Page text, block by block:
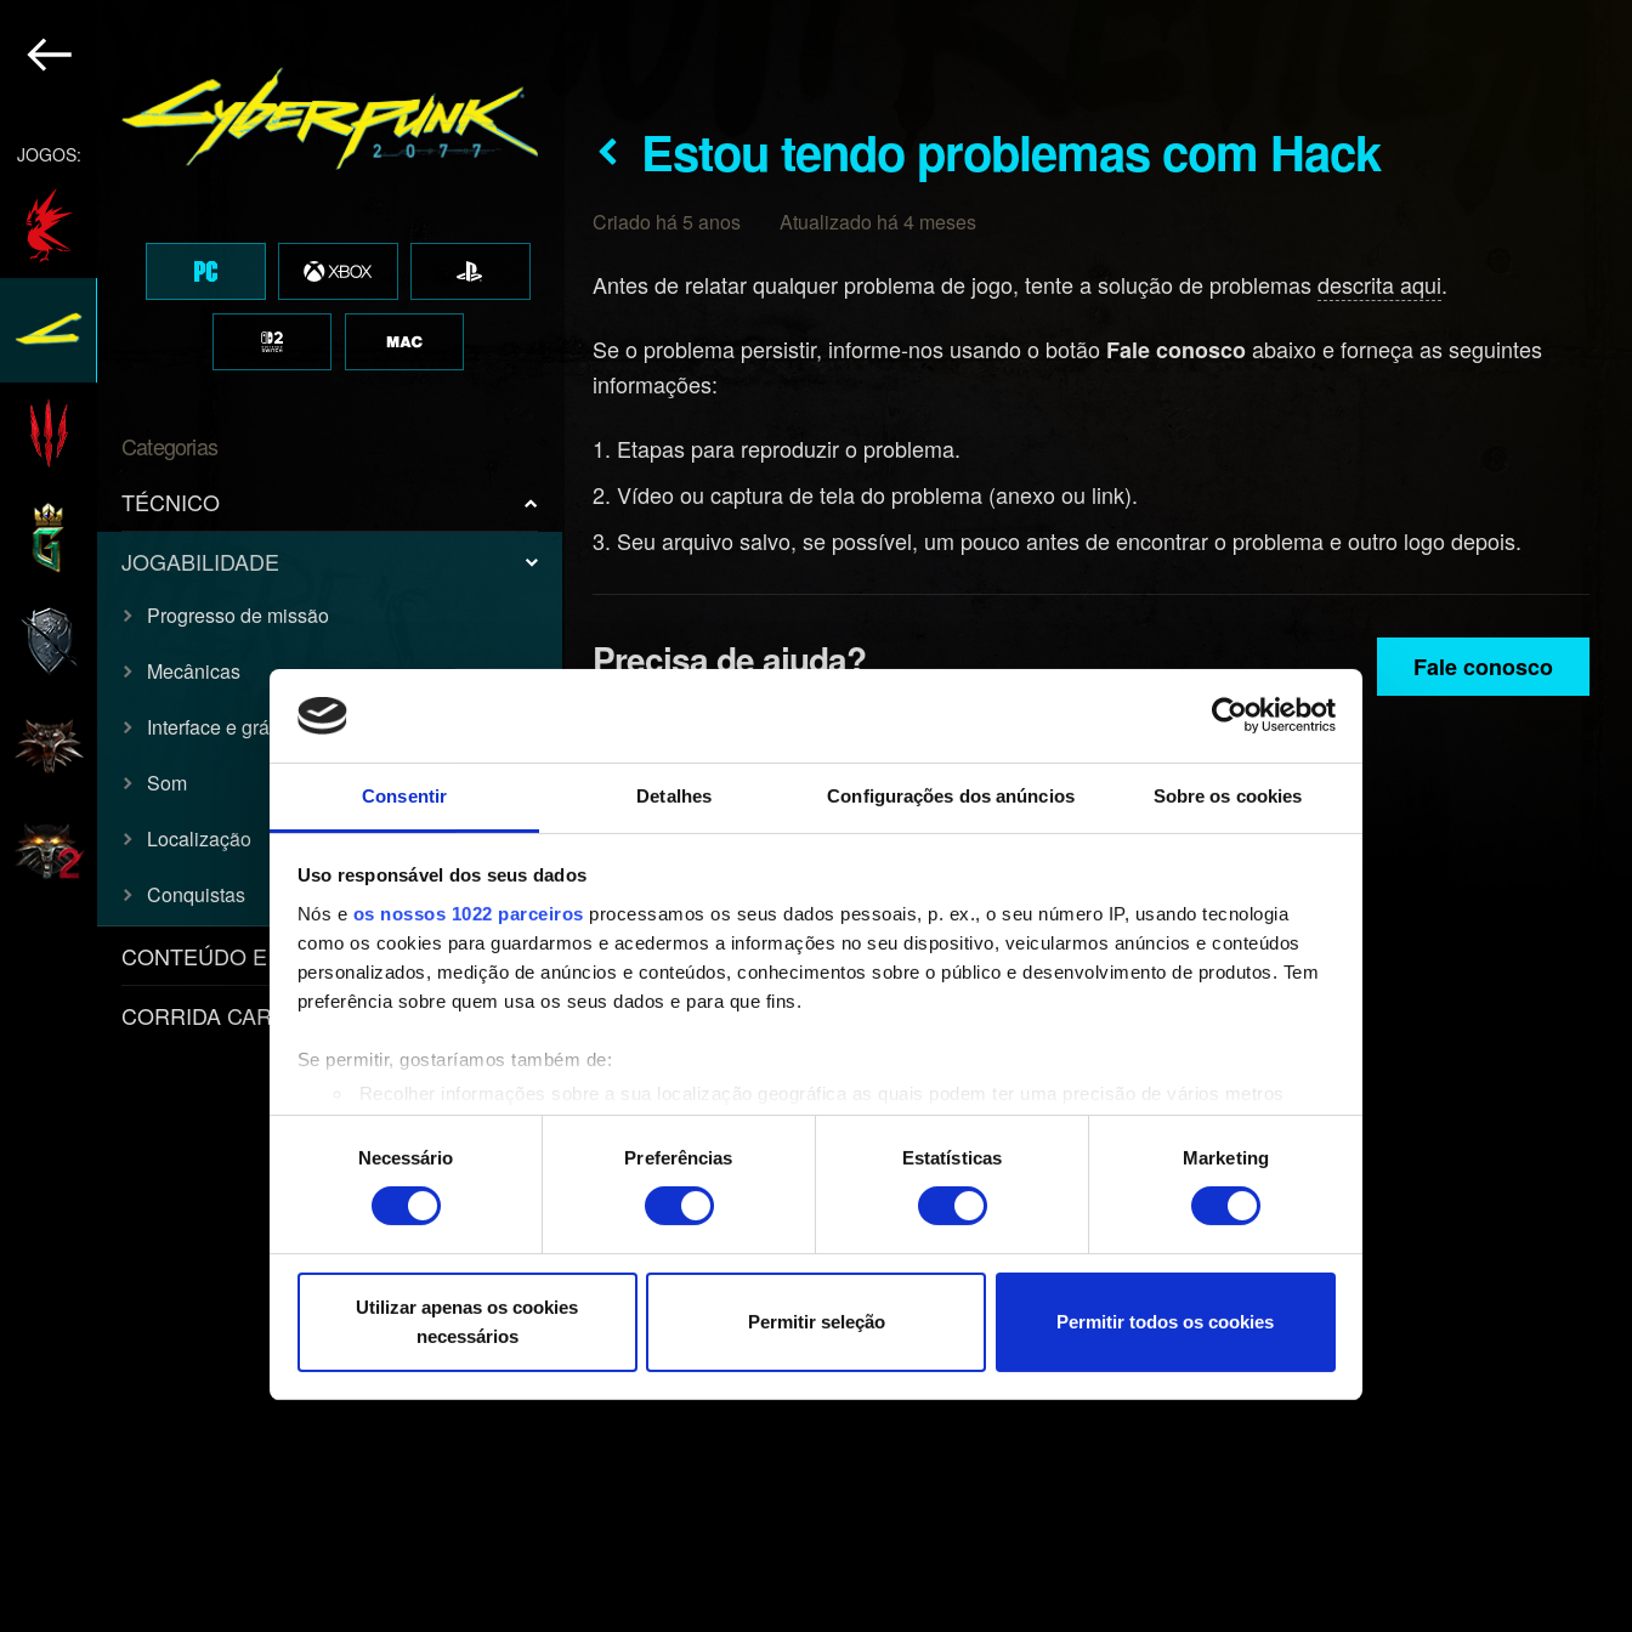
Consentir Detalhes Configurações dos anúncios Sobre os cookies
Uso responsável dos seus dados
Nós e os nossos 1022 parceiros processamos os seus dados pessoais, p. ex., o seu número IP, usando tecnologia
como os cookies para guardarmos e acedermos a informações no seu dispositivo, veicularmos anúncios e conteúdos
personalizados, medição de anúncios e conteúdos, conhecimentos sobre o público e desenvolvimento de produtos. Tem
preferência sobre quem usa os seus dados e para que fins.
Se permitir, gostaríamos também de:
Recolher informações sobre a sua localização geográfica as quais podem ter uma precisão de vários metros
Identificar o seu dispositivo analisando de forma ativa as características específicas (impressão digital)
Saiba mais sobre como os seus dados pessoais são processados e defina as suas preferências na
secção de detalhes
Pode alterar ou retirar o seu consentimento a qualquer momento da Declaração de Cookies.
relacionadas a conteúdos para que o site funcione melhor para você. Para nos ajudar a alcançar você, por exemplo, nas
mídias sociais, com algo que possa ser de seu interesse, podemos compartilhar partes dos nossos cookies com os
nossos parceiros. Todos esses cookies adicionais precisarão da sua permissão, no entanto.
consentimento
Necessário Preferências Estatísticas Marketing
Utilizar apenas os cookies
necessários
Permitir seleção Permitir todos os cookies
JOGOS:
Categorias
TÉCNICO
JOGABILIDADE
Progresso de missão
Mecânicas
Interface e gráficos
Som
Localização
Conquistas
CONTEÚDO E POLÍTICAS
CORRIDA CARPEADO
Estou tendo problemas com Hack
Criado há 5 anos Atualizado há 4 meses
Antes de relatar qualquer problema de jogo, tente a solução de problemasdescrita aqui.
Se o problema persistir, informe-nos usando o botão Fale conoscoabaixo e forneça as seguintes
informações:
Etapas para reproduzir o problema.
Vídeo ou captura de tela do problema (anexo ou link).
Seu arquivo salvo, se possível, um pouco antes de encontrar o problema e outro logo depois.
Precisa de ajuda? Fale conosco